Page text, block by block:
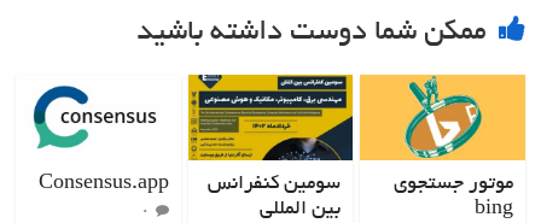
ممکن شما دوست داشته باشید
موتور جستجوی
bing
سومین کنفرانس
بین المللی
Consensus.app
۰